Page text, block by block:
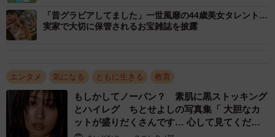
「昔グラビアしてました」一世風靡の44歳美女タレント…
実家で大切に保管されるお宝雑誌を披露
エンタメ 気になる ともに生きる 教育
もしかしてノーパン？ 素肌に黒ストッキング
とハイレグ ちとせよしの写真集「 大胆なカ
ットが盛りだくさんです… 心して見てくださ
い」